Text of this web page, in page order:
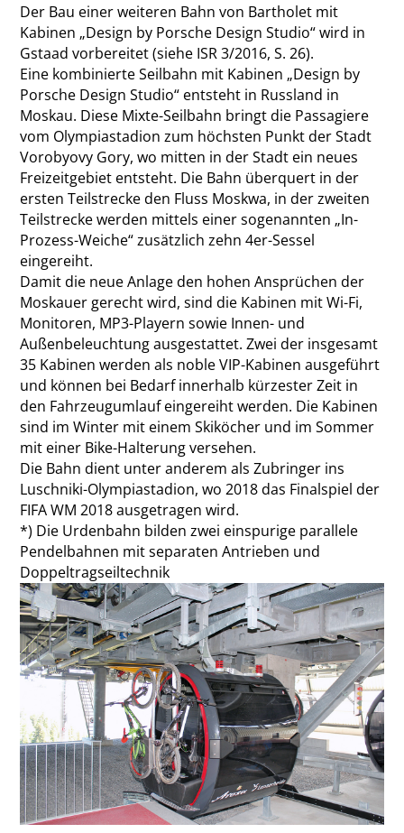
Der Bau einer weiteren Bahn von Bartholet mit
Kabinen „Design by Porsche Design Studio“ wird in
Gstaad vorbereitet (siehe ISR 3/2016, S. 26).
Eine kombinierte Seilbahn mit Kabinen „Design by
Porsche Design Studio“ entsteht in Russland in
Moskau. Diese Mixte-Seilbahn bringt die Passagiere
vom Olympiastadion zum höchsten Punkt der Stadt
Vorobyovy Gory, wo mitten in der Stadt ein neues
Freizeitgebiet entsteht. Die Bahn überquert in der
ersten Teilstrecke den Fluss Moskwa, in der zweiten
Teilstrecke werden mittels einer sogenannten „In-
Prozess-Weiche“ zusätzlich zehn 4er-Sessel
eingereiht.
Damit die neue Anlage den hohen Ansprüchen der
Moskauer gerecht wird, sind die Kabinen mit Wi-Fi,
Monitoren, MP3-Playern sowie Innen- und
Außenbeleuchtung ausgestattet. Zwei der insgesamt
35 Kabinen werden als noble VIP-Kabinen ausgeführt
und können bei Bedarf innerhalb kürzester Zeit in
den Fahrzeugumlauf eingereiht werden. Die Kabinen
sind im Winter mit einem Skiköcher und im Sommer
mit einer Bike-Halterung versehen.
Die Bahn dient unter anderem als Zubringer ins
Luschniki-Olympiastadion, wo 2018 das Finalspiel der
FIFA WM 2018 ausgetragen wird.
*) Die Urdenbahn bilden zwei einspurige parallele
Pendelbahnen mit separaten Antrieben und
Doppeltragseiltechnik